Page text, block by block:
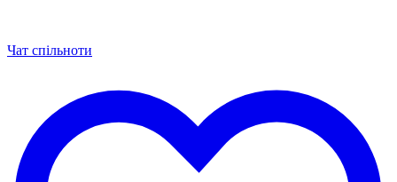
Чат спільноти